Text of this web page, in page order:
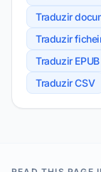
Traduzir
Traduzir
Traduzir EPUB
Traduzir CSV